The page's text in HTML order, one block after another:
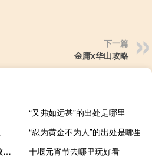
下一篇
金庸x华山攻略
“又弗如远甚”的出处是哪里
“忍为黄金不为人”的出处是哪里
明天再发射！让马斯克屡败屡战的“星舰”：这次真能改变航天格局吗
十堰元宵节去哪里玩好看